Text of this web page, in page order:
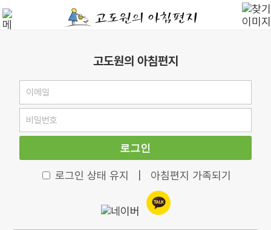
고도원의 아침편지
로그인
로그인 상태 유지 아침편지 가족되기